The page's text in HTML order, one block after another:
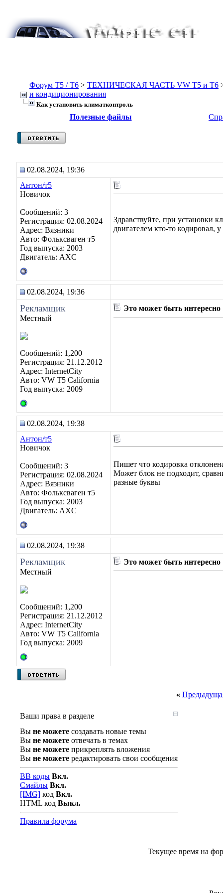
Форум Т5 / T6 > ТЕХНИЧЕСКАЯ ЧАСТЬ VW T5 и T6
и кондиционирования
Как установить климатконтроль
Полезные файлы
02.08.2024, 19:36
Антон/т5
Новичок
Сообщений: 3
Регистрация: 02.08.2024
Адрес: Вязники
Авто: Фольксваген т5
Год выпуска: 2003
Двигатель: AXC
Здравствуйте, при установки
двигателем кто-то кодировал,
02.08.2024, 19:36
Рекламщик
Местный
Сообщений: 1,200
Регистрация: 21.12.2012
Адрес: InternetCity
Авто: VW T5 California
Год выпуска: 2009
Это может быть интересно
02.08.2024, 19:38
Антон/т5
Новичок
Сообщений: 3
Регистрация: 02.08.2024
Адрес: Вязники
Авто: Фольксваген т5
Год выпуска: 2003
Двигатель: AXC
Пишет что кодировка
Может блок не подходит,
разные буквы
02.08.2024, 19:38
Рекламщик
Местный
Сообщений: 1,200
Регистрация: 21.12.2012
Адрес: InternetCity
Авто: VW T5 California
Год выпуска: 2009
Это может быть интересно
«
Ваши права в разделе
Вы не можете создавать новые темы
Вы не можете отвечать в темах
Вы не можете прикреплять вложения
Вы не можете редактировать свои сообщения
BB коды Вкл.
Смайлы Вкл.
[IMG] код Вкл.
HTML код Выкл.
Правила форума
Текущее время на